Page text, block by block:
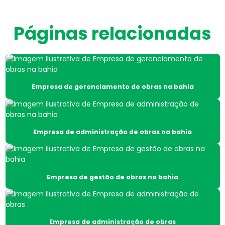
Base de concreto para silos
Base de concreto para silos na bahia
Base de silos
Base de silos na bahia
Base silos metálicos
Base silos metálicos na bahia
Base de silos no nordeste
Páginas relacionadas
Empresa de gerenciamento de obras na bahia
Empresa de administração de obras na bahia
Empresa de gestão de obras na bahia
Empresa de administração de obras